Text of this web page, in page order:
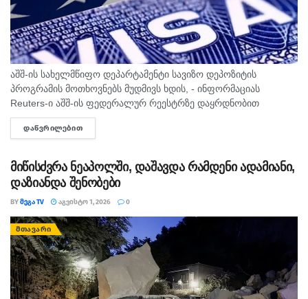
აშშ-ის სახელმწიფო დეპარტამენტი სავიზო დეპოზიტის
პროგრამის მოთხოვნებს მუდმივს ხდის, - ინფორმაციას
Reuters-ი აშშ-ის ფედერალურ რეესტრზე დაყრდნობით
ავრცელებს. აშშ-ის ფედერალური რეესტრის ცნობით,
მოთხოვნები ვრცელდება B1 და B2 ვიზებზე, რომლებიც
ᲓᲐᲬᲕᲠᲘᲚᲔᲑᲘᲗ
მიწისძვრა ნეაპოლში, დაშავდა რამდენი ადამიანი,
დაზიანდა შენობები
BYᲛᲔᲒᲐ TV ᲐᲒᲕᲘᲡᲢᲝ 1, 2026 0
ᲛᲗᲐᲕᲐᲠᲘ